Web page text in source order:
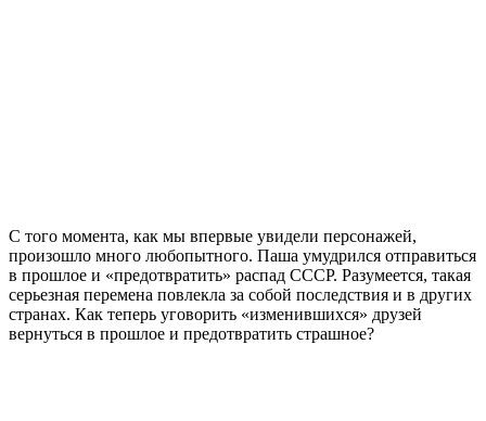
С того момента, как мы впервые увидели персонажей,
произошло много любопытного. Паша умудрился отправиться
в прошлое и «предотвратить» распад СССР. Разумеется, такая
серьезная перемена повлекла за собой последствия и в других
странах. Как теперь уговорить «изменившихся» друзей
вернуться в прошлое и предотвратить страшное?